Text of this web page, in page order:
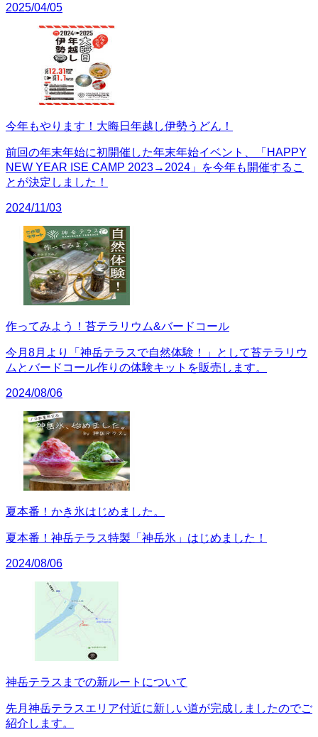
2025/04/05
今年もやります！大晦日年越し伊勢うどん！
前回の年末年始に初開催した年末年始イベント、「HAPPY
NEW YEAR ISE CAMP 2023→2024」を今年も開催するこ
とが決定しました！
2024/11/03
作ってみよう！苔テラリウム&バードコール
今月8月より「神岳テラスで自然体験！」として苔テラリウ
ムとバードコール作りの体験キットを販売します。
2024/08/06
夏本番！かき氷はじめました。
夏本番！神岳テラス特製「神岳氷」はじめました！
2024/08/06
神岳テラスまでの新ルートについて
先月神岳テラスエリア付近に新しい道が完成しましたのでご
紹介します。